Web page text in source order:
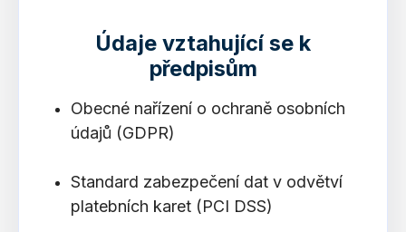
Údaje vztahující se k
předpisům
Obecné nařízení o ochraně osobních
údajů (GDPR)
Standard zabezpečení dat v odvětví
platebních karet (PCI DSS)